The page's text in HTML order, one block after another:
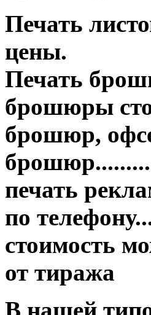
Печать
цены.
Печать
брошюры
брошюр,
брошюр.........
печать
по
стоимость
от тиража
В нашей